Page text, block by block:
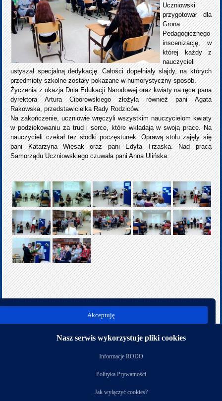
Uczniowski
przygotował dla
Grona
Pedagogicznego
inscenizację, w
której każdy z
nauczycieli
usłyszał specjalną dedykację. Całości dopełniały slajdy, na których
przedmioty szkolne zostały pokazane w humorystyczny sposób.
Życzenia z okazja Dnia Edukacji Narodowej oraz kwiaty na ręce pana
dyrektora Artura Ciborowskiego złożyła również pani Agata
Rakowska, przedstawicielka Rady Rodziców.
Na zakończenie, uczniowie wręczyli wszystkim nauczycielom kwiaty
w podziękowaniu za trud i serce, które wkładają w swoją pracę. Na
nauczycieli czekał też słodki poczęstunek. Oprawą stołu zajęły się
pani Katarzyna Więsak oraz pani Edyta Trzaska. Nad pracą
Samorządu Uczniowskiego czuwała pani Anna Ulińska.
poprz.
Kategoria:Rok szkolny 2017/2018
Akceptuję
Nasz serwis wykorzystuje pliki cookies
Informacje RODO
Polityka Prywatności
Jak wyłączyć cookies?